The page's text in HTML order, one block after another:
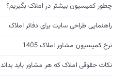
چطور کمیسیون بیشتر در املاک بگیریم؟
راهنمایی طراحی سایت برای دفاتر املاک
نرخ کمیسیون مشاور املاک 1405
نکات حقوقی املاک که هر مشاور باید بداند